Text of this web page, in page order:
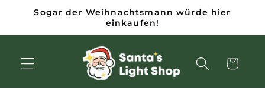
InhaltSogar der Weihnachtsmann würde hier
einkaufen!
Wagen